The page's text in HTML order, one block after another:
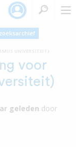
voor
geleden door